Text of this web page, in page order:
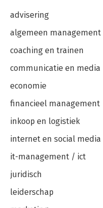
advisering
algemeen management
coaching en trainen
communicatie en media
economie
financieel management
inkoop en logistiek
internet en social media
it-management / ict
juridisch
leiderschap